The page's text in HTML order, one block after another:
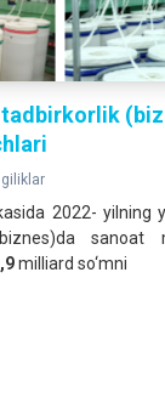
2022- yilning
sanoat
milliard so‘mni